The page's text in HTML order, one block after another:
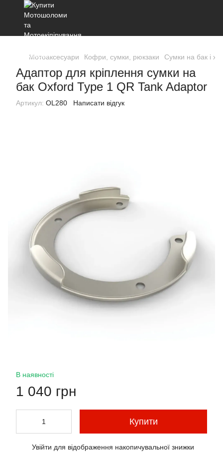
Мотоаксесуари Кофри, сумки, рюкзаки Сумки на бак і
Адаптор для кріплення сумки на
бак Oxford Type 1 QR Tank Adaptor
Артикул: OL280 Написати відгук
В наявності
1 040 грн
Купити
Увійти для відображення накопичувальної знижки